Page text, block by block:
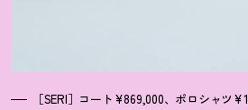
［SERI］コート¥869,000、ポロシャツ